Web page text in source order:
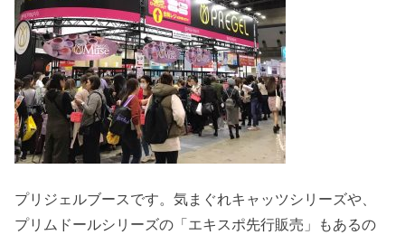
プリジェルブースです。気まぐれキャッツシリーズや、
プリムドールシリーズの「エキスポ先行販売」もあるの